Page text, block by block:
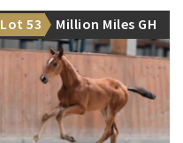
Lot 53 Million Miles GH
From the dam line of
Stakkato & Messenger